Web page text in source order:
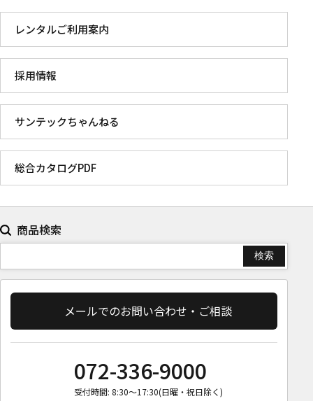
レンタルご利用案内
採用情報
サンテックちゃんねる
総合カタログPDF
商品検索
メールでのお問い合わせ・ご相談
072-336-9000
受付時間: 8:30〜17:30(日曜・祝日除く)